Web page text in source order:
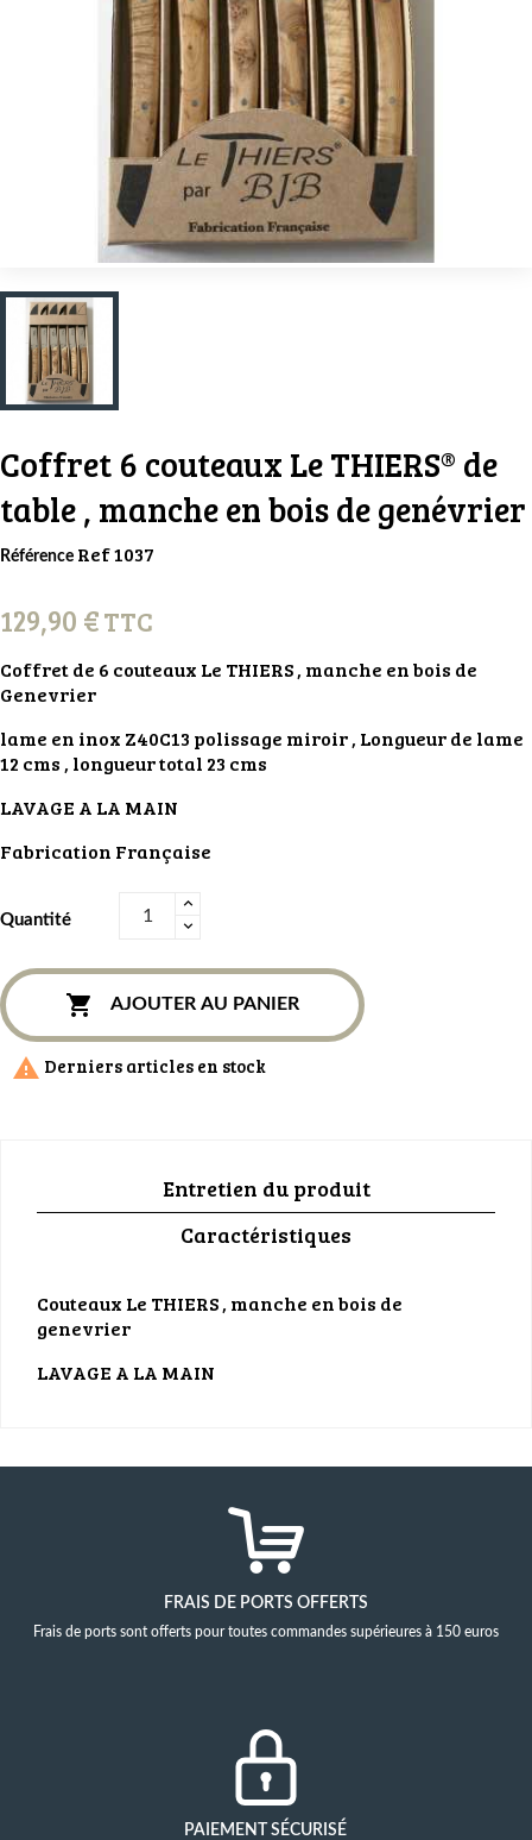
Coffret 6 couteaux Le THIERS® de
table , manche en bois de genévrier
Référence Ref 1037
129,90 €TTC
Coffret de 6 couteaux Le THIERS , manche en bois de
Genevrier
lame en inox Z40C13 polissage miroir , Longueur de lame
12 cms , longueur total 23 cms
LAVAGE A LA MAIN
Fabrication Française
Quantité
 AJOUTER AU PANIER
 Derniers articles en stock
Entretien du produit
Caractéristiques
Couteaux Le THIERS , manche en bois de
genevrier
LAVAGE A LA MAIN
FRAIS DE PORTS OFFERTS
Frais de ports sont offerts pour toutes commandes supérieures à 150 euros
PAIEMENT SÉCURISÉ